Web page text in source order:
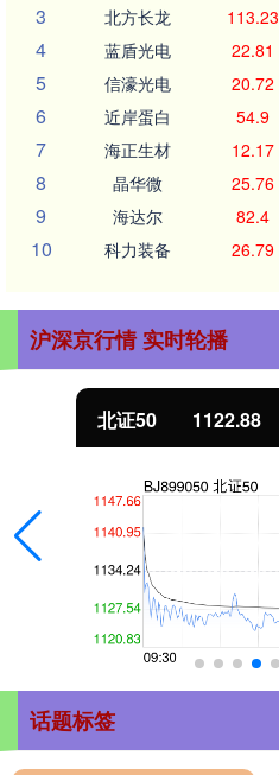
3 北方长龙 113.23
4 蓝盾光电 22.81
5 信濠光电 20.72
6 近岸蛋白 54.9
7 海正生材 12.17
8 晶华微 25.76
9 海达尔 82.4
10 科力装备 26.79
沪深京行情 实时轮播
北证50 1122.88
话题标签